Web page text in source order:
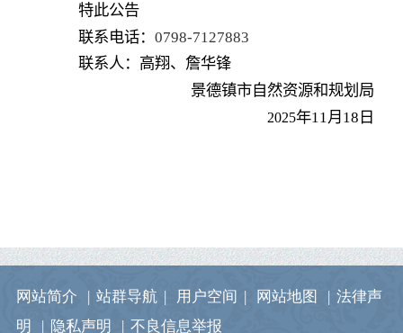
特此公告
联系电话：0798-7127883
联系人：高翔、詹华锋
景德镇市自然资源和规划局
2025年11月 18 日
网站简介 | 站群导航 | 用户空间 | 网站地图 | 法律声
明
| 隐私声明 | 不良信息举报